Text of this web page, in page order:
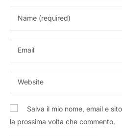
Salva il mio nome, email e
la prossima volta che commento.